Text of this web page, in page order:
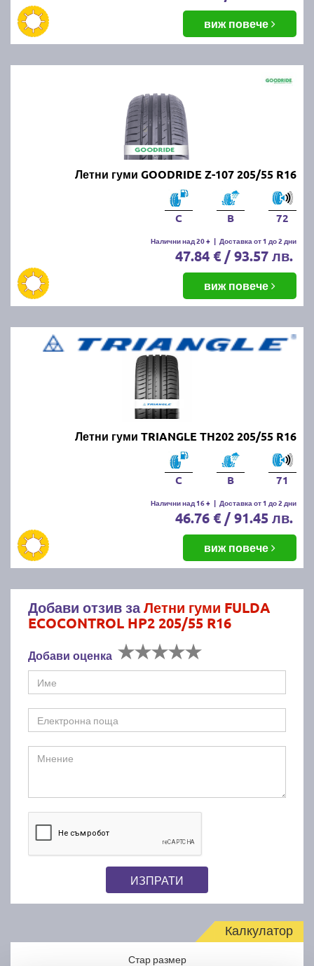
виж повече
Летни гуми GOODRIDE Z-107 205/55 R16
C B 72
Налични над 20 + | Доставка от 1 до 2 дни
47.84 € / 93.57 лв.
виж повече
Летни гуми TRIANGLE TH202 205/55 R16
C B 71
Налични над 16 + | Доставка от 1 до 2 дни
46.76 € / 91.45 лв.
виж повече
Добави отзив заЛетни гуми FULDA
ECOCONTROL HP2 205/55 R16
Добави оценка
ИЗПРАТИ
Калкулатор
Стар размер